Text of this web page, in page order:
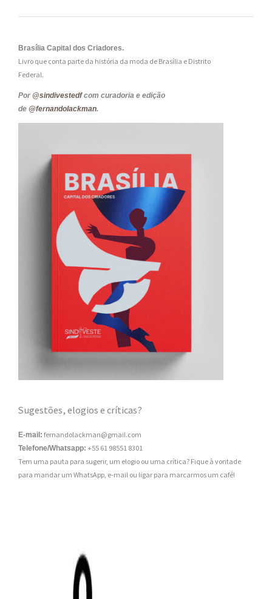
Brasília Capital dos Criadores.
Livro que conta parte da história da moda de Brasília e Distrito
Federal.
Por @sindivestedfcom curadoria e edição
de @fernandolackman.
Sugestões, elogios e críticas?
E-mail: fernandolackman@gmail.com
Telefone/Whatsapp: +55 61 98551 8301
Tem uma pauta para sugerir, um elogio ou uma crítica? Fique à vontade
para mandar um WhatsApp, e-mail ou ligar para marcarmos um café!